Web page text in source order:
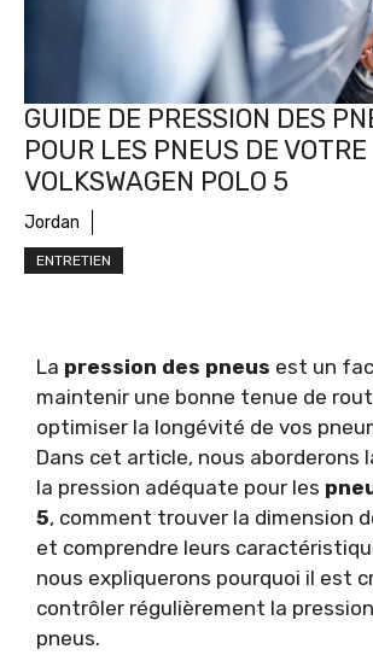
GUIDE DE PRESSION DES
POUR LES PNEUS DE VOTRE
VOLKSWAGEN POLO 5
Jordan
ENTRETIEN
La pression des pneus est un
maintenir une bonne tenue de
optimiser la longévité de vos
Dans cet article, nous aborderons
la pression adéquate pour les
5, comment trouver la dimension
et comprendre leurs
nous expliquerons pourquoi il est
contrôler régulièrement la
pneus.